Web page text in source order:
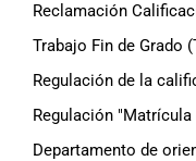
Reclamación
Trabajo Fin de Grado
Regulación de la
Regulación "Matrícula
Departamento de